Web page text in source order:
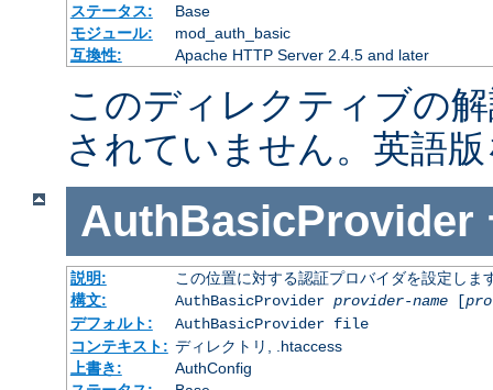
ステータス:
Base
モジュール:
mod_auth_basic
互換性:
Apache HTTP Server 2.4.5 and later
このディレクティブの
されていません。英語
AuthBasicProvider
説明:
この位置に対する認証プロバイダを設定しま
構文:
AuthBasicProvider provider-name[
デフォルト:
AuthBasicProvider file
コンテキスト: ディレクトリ, .htaccess
上書き:
AuthConfig